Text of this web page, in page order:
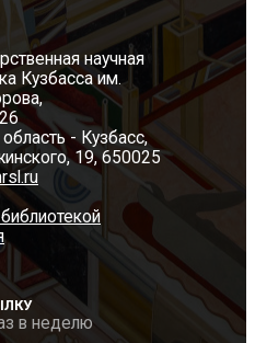
научная
Кузбасса им.
- Кузбасс,
19, 650025
в неделю